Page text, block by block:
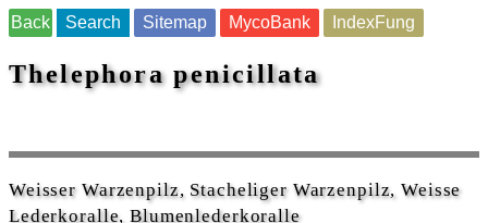
Back Search Sitemap MycoBank IndexFung
Thelephora penicillata
Weisser Warzenpilz, Stacheliger Warzenpilz, Weisse
Lederkoralle, Blumenlederkoralle